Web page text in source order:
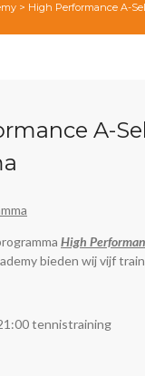
> High Performance A-
A-
High
bieden wij vijf
tennistraining